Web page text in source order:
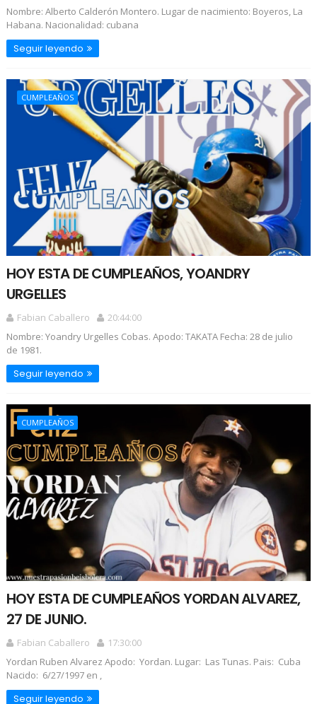
Nombre: Alberto Calderón Montero. Lugar de nacimiento: Boyeros, La
Habana. Nacionalidad: cubana
Seguir leyendo
CUMPLEAÑOS
HOY ESTA DE CUMPLEAÑOS, YOANDRY
URGELLES
Fabian Caballero
20:44:00
Nombre: Yoandry Urgelles Cobas. Apodo: TAKATA Fecha: 28 de julio
de 1981.
Seguir leyendo
CUMPLEAÑOS
HOY ESTA DE CUMPLEAÑOS YORDAN ALVAREZ,
27 DE JUNIO.
Fabian Caballero
17:30:00
Yordan Ruben Alvarez Apodo: Yordan. Lugar: Las Tunas. Pais: Cuba
Nacido: 6/27/1997 en ,
Seguir leyendo